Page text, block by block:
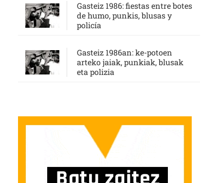
Gasteiz 1986: fiestas entre botes
de humo, punkis, blusas y
policía
Gasteiz 1986an: ke-potoen
arteko jaiak, punkiak, blusak
eta polizia